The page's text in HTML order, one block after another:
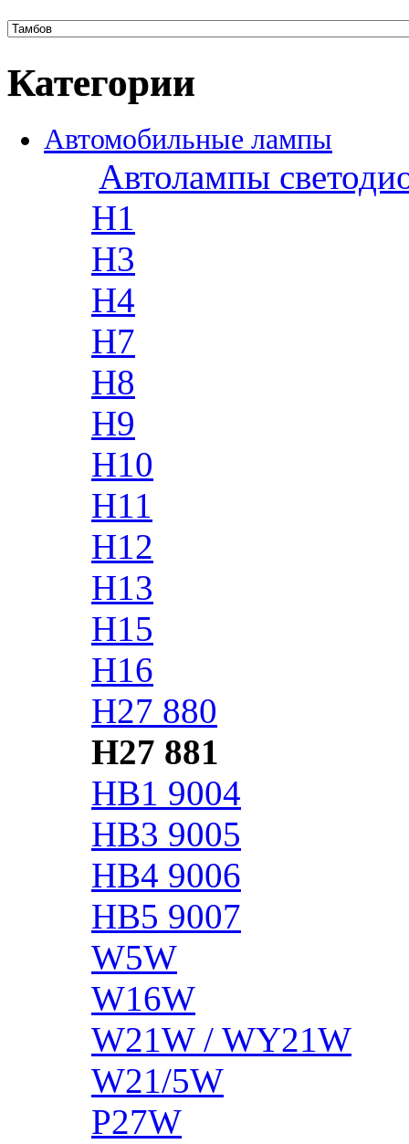
Категории
Автомобильные лампы
Автолампы
H1
H3
H4
H7
H8
H9
H10
H11
H12
H13
H15
H16
H27 880
H27 881
HB1 9004
HB3 9005
HB4 9006
HB5 9007
W5W
W16W
W21W / WY21W
W21/5W
P27W